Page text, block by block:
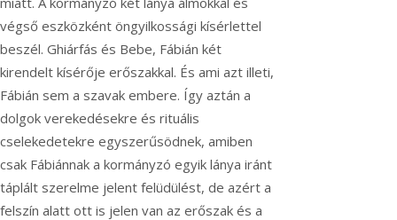
végső eszközként öngyilkossági kísérlettel
beszél. Ghiárfás és Bebe, Fábián két
kirendelt kísérője erőszakkal. És ami azt illeti,
Fábián sem a szavak embere. Így aztán a
dolgok verekedésekre és rituális
cselekedetekre egyszerűsödnek, amiben
csak Fábiánnak a kormányzó egyik lánya iránt
táplált szerelme jelent felüdülést, de azért a
felszín alatt ott is jelen van az erőszak és a